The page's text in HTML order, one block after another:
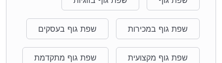
שפת גוף במכירות שפת גוף בעסקים
שפת גוף מקצועית שפת גוף מתקדמת